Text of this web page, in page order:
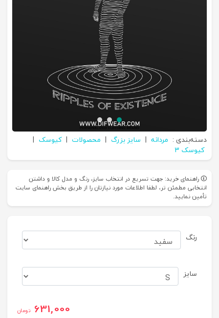
دسته‌بندی : مردانه | سایز بزرگ | محصولات | کیوسک |
کیوسک 3
راهنمای خرید: جهت تسریع در انتخاب سایز، رنگ و مدل کالا و داشتن
انتخابی مطمئن تر، لطفا اطلاعات مورد نیازتان را از طریق بخش راهنمای سایت
تأمین نمایید.
رنگ
سایز
631,000 تومان